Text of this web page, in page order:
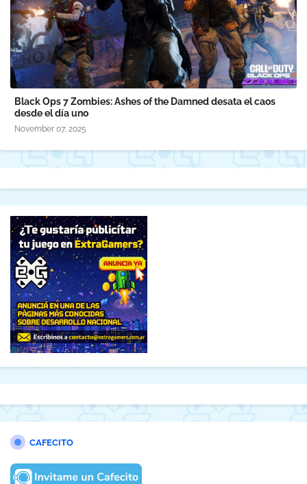
Black Ops 7 Zombies: Ashes of the Damned desata el caos
desde el día uno
November 07, 2025
CAFECITO